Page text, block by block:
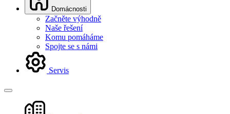
Domácnosti
Začněte výhodně
Naše řešení
Komu pomáháme
Spojte se s námi
Servis